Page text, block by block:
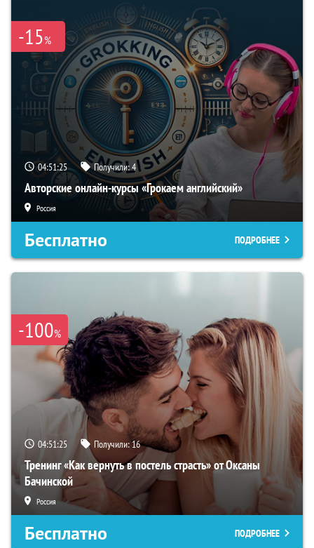
-15%
04:51:24 Получили:4
Авторские онлайн-курсы «Грокаем английский»
Россия
Бесплатно ПОДРОБНЕЕ
-100%
04:51:24 Получили:16
Тренинг «Как вернуть в постель страсть» от Оксаны
Бачинской
Россия
Бесплатно ПОДРОБНЕЕ